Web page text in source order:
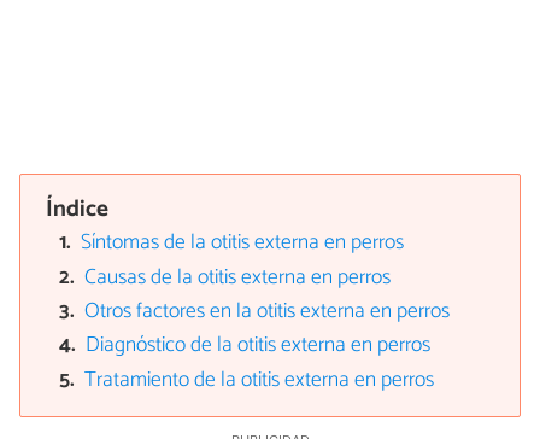
Índice
Síntomas de la otitis externa en perros
Causas de la otitis externa en perros
Otros factores en la otitis externa en perros
Diagnóstico de la otitis externa en perros
Tratamiento de la otitis externa en perros